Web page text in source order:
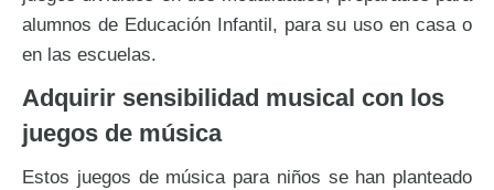
alumnos de Educación Infantil, para su uso en casa o
en las escuelas.
Adquirir sensibilidad musical con los
juegos de música
Estos juegos de música para niños se han planteado